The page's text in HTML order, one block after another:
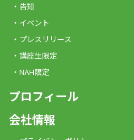
告知
イベント
プレスリリース
講座生限定
NAH限定
プロフィール
会社情報